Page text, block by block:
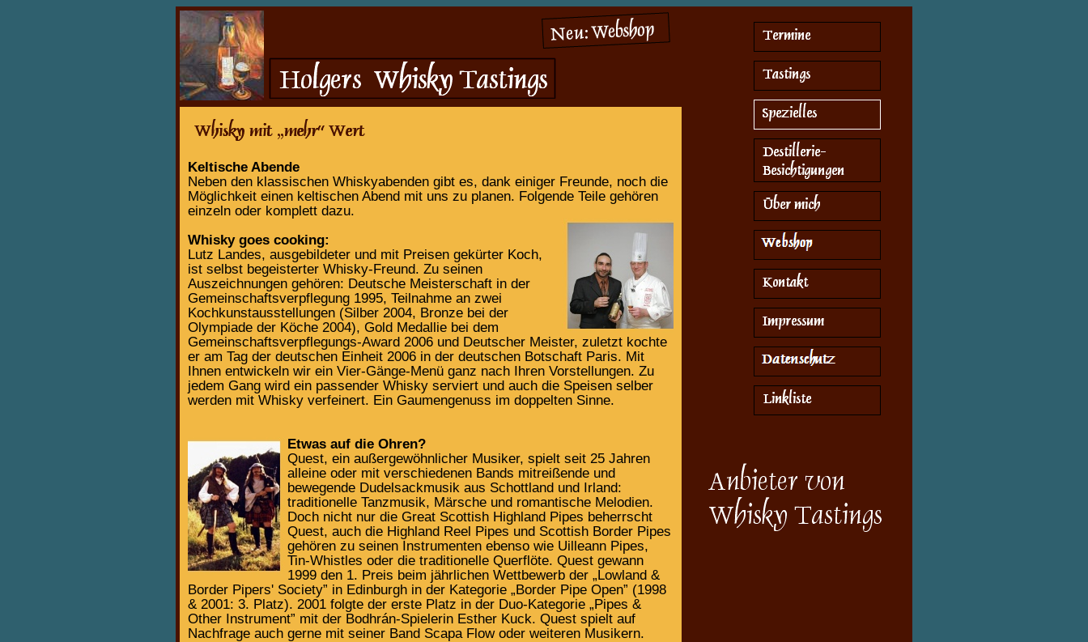
Keltische Abende
Neben den klassischen Whiskyabenden gibt es, dank einiger Freunde, noch die
Möglichkeit einen keltischen Abend mit uns zu planen. Folgende Teile gehören
einzeln oder komplett dazu.
Whisky goes cooking:
Lutz Landes, ausgebildeter und mit Preisen gekürter Koch,
ist selbst begeisterter Whisky-Freund. Zu seinen
Auszeichnungen gehören: Deutsche Meisterschaft in der
Gemeinschaftsverpflegung 1995, Teilnahme an zwei
Kochkunstausstellungen (Silber 2004, Bronze bei der
Olympiade der Köche 2004), Gold Medallie bei dem
Gemeinschaftsverpflegungs-Award 2006 und Deutscher Meister, zuletzt kochte
er am Tag der deutschen Einheit 2006 in der deutschen Botschaft Paris. Mit
Ihnen entwickeln wir ein Vier-Gänge-Menü ganz nach Ihren Vorstellungen. Zu
jedem Gang wird ein passender Whisky serviert und auch die Speisen selber
werden mit Whisky verfeinert. Ein Gaumengenuss im doppelten Sinne.
Etwas auf die Ohren?
Quest, ein außergewöhnlicher Musiker, spielt seit 25 Jahren
alleine oder mit verschiedenen Bands mitreißende und
bewegende Dudelsackmusik aus Schottland und Irland:
traditionelle Tanzmusik, Märsche und romantische Melodien.
Doch nicht nur die Great Scottish Highland Pipes beherrscht
Quest, auch die Highland Reel Pipes und Scottish Border Pipes
gehören zu seinen Instrumenten ebenso wie Uilleann Pipes,
Tin-Whistles oder die traditionelle Querflöte. Quest gewann
1999 den 1. Preis beim jährlichen Wettbewerb der „Lowland &
Border Pipers' Society” in Edinburgh in der Kategorie „Border Pipe Open” (1998
& 2001: 3. Platz). 2001 folgte der erste Platz in der Duo-Kategorie „Pipes &
Other Instrument” mit der Bodhrán-Spielerin Esther Kuck. Quest spielt auf
Nachfrage auch gerne mit seiner Band Scapa Flow oder weiteren Musikern.